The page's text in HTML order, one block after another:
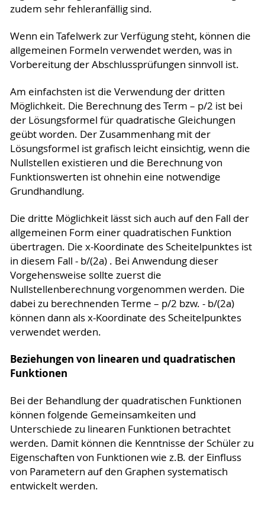
zudem sehr fehleranfällig sind.
Wenn ein Tafelwerk zur Verfügung steht, können die
allgemeinen Formeln verwendet werden, was in
Vorbereitung der Abschlussprüfungen sinnvoll ist.
Am einfachsten ist die Verwendung der dritten
Möglichkeit. Die Berechnung des Term – p/2 ist bei
der Lösungsformel für quadratische Gleichungen
geübt worden. Der Zusammenhang mit der
Lösungsfor­mel ist grafisch leicht einsichtig, wenn die
Nullstellen existieren und die Berechnung von
Funktions­werten ist ohnehin eine notwendige
Grundhandlung.
Die dritte Möglichkeit lässt sich auch auf den Fall der
allgemeinen Form einer quadratischen Funktion
übertragen. Die x-Koordinate des Scheitelpunktes ist
in diesem Fall - b/(2a) . Bei Anwendung dieser
Vorgehensweise sollte zuerst die
Nullstellenberechnung vorgenommen wer­den. Die
dabei zu berechnenden Terme – p/2 bzw. - b/(2a)
können dann als x-Koordinate des Scheitelpunk­tes
verwendet werden.
Beziehungen von linearen und quadratischen
Funktionen
Bei der Behandlung der quadratischen Funktionen
können folgende Gemeinsamkeiten und
Unterschiede zu linearen Funktionen betrachtet
werden. Damit können die Kenntnisse der Schüler zu
Eigenschaften von Funktionen wie z.B. der Einfluss
von Parametern auf den Graphen systematisch
entwickelt werden.